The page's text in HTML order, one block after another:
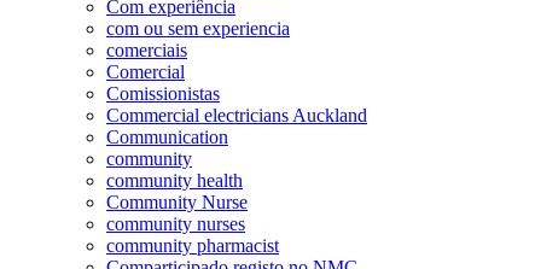
Com experiência
com ou sem experiencia
comerciais
Comercial
Comissionistas
Commercial electricians Auckland
Communication
community
community health
Community Nurse
community nurses
community pharmacist